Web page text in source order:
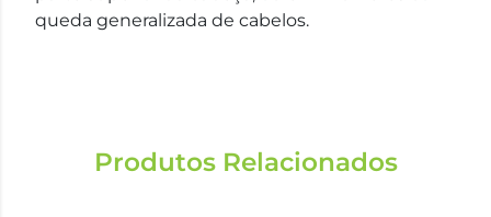
queda generalizada de cabelos.
Produtos Relacionados